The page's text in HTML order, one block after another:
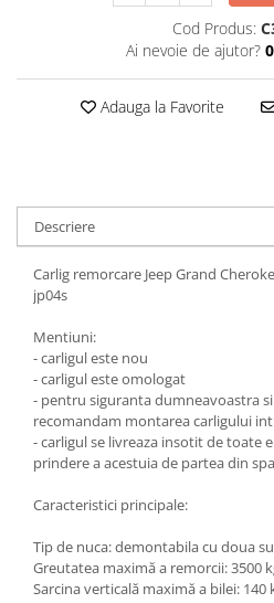
Carlige Lada
Carlige Lancia
Carlige Land Rover
Carlige MAN
Carlige Mazda
Carlige Mercedes
Carlige MG
Carlige Nissan
Carlige Omoda
Covorase auto Toyota
Covorase auto Volvo
Scut motor MAN
Scut motor Maxus
Scut motor Mazda
Scut motor Mercedes
Scut motor Mitsubishi
Scut motor Nissan
Scut motor Opel
Scut motor Porsche
Scut motor Renault
Scut motor SAAB
Scut motor Seat
Scut motor SsangYong
Scut motor Subaru
Cod Produs:
Ai nevoie de ajutor?
Adauga la Favorite
Descriere
Carlig remorcare Jeep Grand
jp04s
Mentiuni:
- carligul este nou
- carligul este omologat
- pentru siguranta dumneavoastra
recomandam montarea carligului
- carligul se livreaza insotit de toate
prindere a acestuia de partea din
Caracteristici principale:
Tip de nuca: demontabila cu doua
Greutatea maximă a remorcii: 3500
Sarcina verticală maximă a bilei: 140